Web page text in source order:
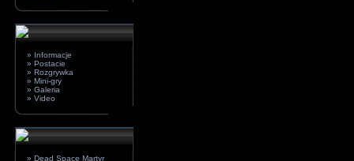
» Informacje
» Postacie
» Rozgrywka
» Mini-gry
» Galeria
» Video
» Dead Space Martyr